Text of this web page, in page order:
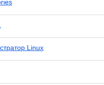
Linux